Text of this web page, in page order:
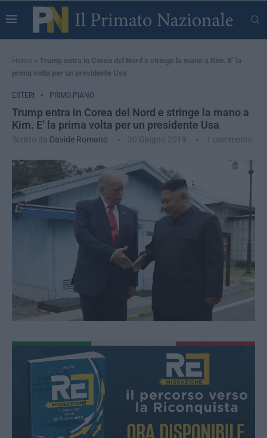
Home » Trump entra in Corea del Nord e stringe la mano a Kim. E’ la
prima volta per un presidente Usa
ESTERI PRIMO PIANO
Trump entra in Corea del Nord e stringe la mano a
Kim. E’ la prima volta per un presidente Usa
Scritto da Davide Romano 30 Giugno 2019 1 commento